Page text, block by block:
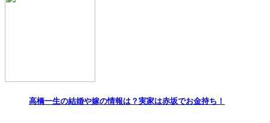
高橋一生の結婚や嫁の情報は？実家は赤坂でお金持ち！